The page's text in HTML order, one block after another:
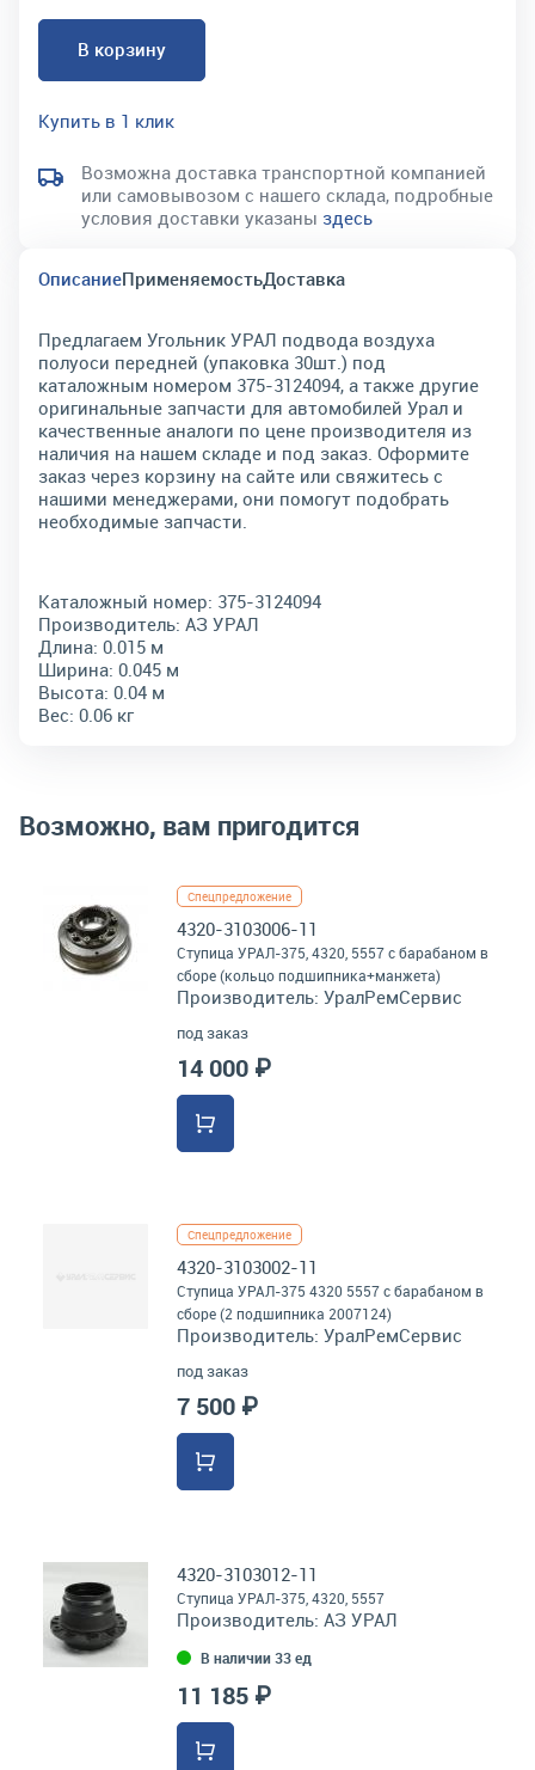
В корзину
Купить в 1 клик
Возможна доставка транспортной компанией
или самовывозом с нашего склада, подробные
условия доставки указаны здесь
ОписаниеПрименяемостьДоставка
Предлагаем Угольник УРАЛ подвода воздуха
полуоси передней (упаковка 30шт.) под
каталожным номером 375-3124094, а также другие
оригинальные запчасти для автомобилей Урал и
качественные аналоги по цене производителя из
наличия на нашем складе и под заказ. Оформите
заказ через корзину на сайте или свяжитесь с
нашими менеджерами, они помогут подобрать
необходимые запчасти.
Каталожный номер: 375-3124094
Производитель: АЗ УРАЛ
Длина: 0.015 м
Ширина: 0.045 м
Высота: 0.04 м
Вес: 0.06 кг
Возможно, вам пригодится
Спецпредложение
4320-3103006-11
Ступица УРАЛ-375, 4320, 5557 с барабаном в
сборе (кольцо подшипника+манжета)
Производитель: УралРемСервис
под заказ
14 000 ₽
Спецпредложение
4320-3103002-11
Ступица УРАЛ-375 4320 5557 с барабаном в
сборе (2 подшипника 2007124)
Производитель: УралРемСервис
под заказ
7 500 ₽
4320-3103012-11
Ступица УРАЛ-375, 4320, 5557
Производитель: АЗ УРАЛ
В наличии 33 ед
11 185 ₽